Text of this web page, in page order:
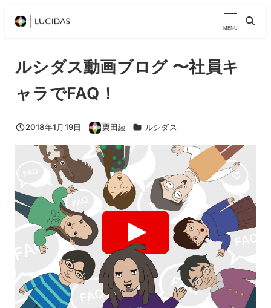
MENU
ルシダス動画ブログ 〜社員キ
ャラでFAQ！
投稿日
2018年1月19日
著
者
栗田綾 カテゴリー
ルシダス